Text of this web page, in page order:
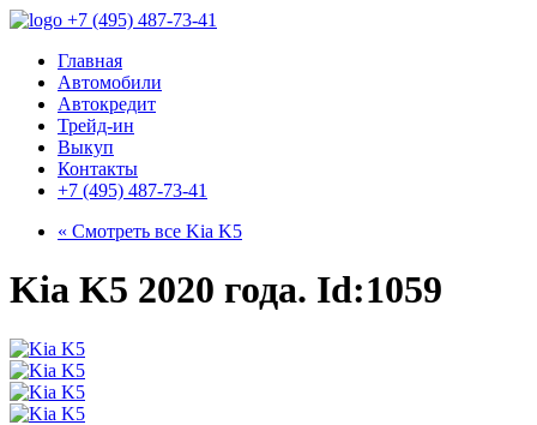
+7 (495) 487-73-41
Главная
Автомобили
Автокредит
Трейд-ин
Выкуп
Контакты
+7 (495) 487-73-41
« Смотреть все Kia K5
Kia K5 2020 года. Id:1059